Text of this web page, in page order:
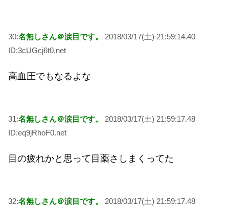
30:名無しさん＠涙目です。
2018/03/17(土) 21:59:14.40
ID:3cUGcj6t0.net
高血圧でもなるよな
31:名無しさん＠涙目です。
2018/03/17(土) 21:59:17.48
ID:eq9jRhoF0.net
目の疲れかと思って目薬さしまくってた
32:名無しさん＠涙目です。
2018/03/17(土) 21:59:17.48